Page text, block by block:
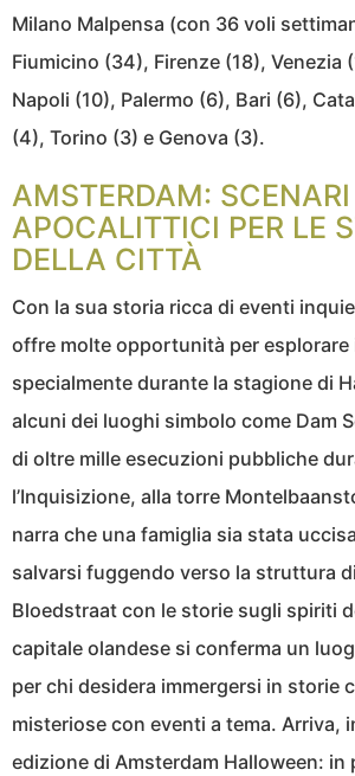
Milano Malpensa (con 36 voli
Fiumicino (34), Firenze (18), Venezia
Napoli (10), Palermo (6), Bari (6),
(4), Torino (3) e Genova (3).
AMSTERDAM: SCENARI
APOCALITTICI PER LE
DELLA CITTÀ
Con la sua storia ricca di eventi
offre molte opportunità per esplorare
specialmente durante la stagione di
alcuni dei luoghi simbolo come Dam
di oltre mille esecuzioni pubbliche
l’Inquisizione, alla torre
narra che una famiglia sia stata
salvarsi fuggendo verso la struttura
Bloedstraat con le storie sugli spiriti
capitale olandese si conferma un
per chi desidera immergersi in storie
misteriose con eventi a tema. Arriva,
edizione di Amsterdam Halloween: in